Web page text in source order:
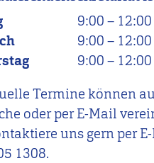
9:00 – 12:00
9:00 – 12:00
9:00 – 12:00
Termine können
oder per E-Mail
uns gern per
1308.